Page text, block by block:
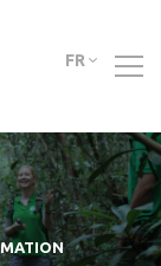
FR